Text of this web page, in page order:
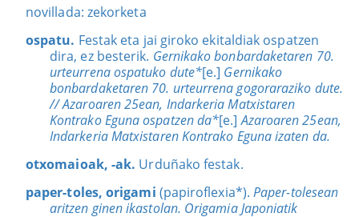
novillada: zekorketa
ospatu. Festak eta jai giroko ekitaldiak ospatzen
dira, ez besterik. Gernikako bonbardaketaren 70.
urteurrena ospatuko dute*[e.] Gernikako
bonbardaketaren 70. urteurrena gogoraraziko dute.
// Azaroaren 25ean, Indarkeria Matxistaren
Kontrako Eguna ospatzen da*[e.]Azaroaren 25ean,
Indarkeria Matxistaren Kontrako Eguna izaten da.
otxomaioak, -ak. Urduñako festak.
paper-toles, origami (papiroflexia*).Paper-tolesean
aritzen ginen ikastolan. Origamia Japoniatik